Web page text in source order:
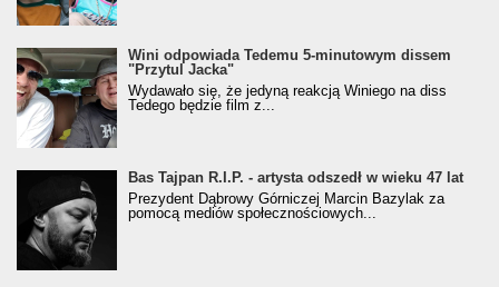
Wini odpowiada Tedemu 5-minutowym dissem
"Przytul Jacka"
Wydawało się, że jedyną reakcją Winiego na diss
Tedego będzie film z...
Bas Tajpan R.I.P. - artysta odszedł w wieku 47 lat
Prezydent Dąbrowy Górniczej Marcin Bazylak za
pomocą mediów społecznościowych...